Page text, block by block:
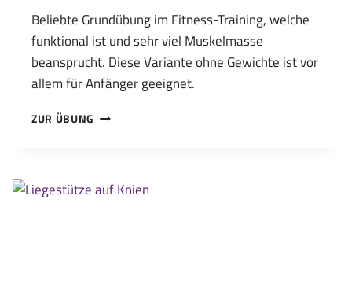
Beliebte Grundübung im Fitness-Training, welche
funktional ist und sehr viel Muskelmasse
beansprucht. Diese Variante ohne Gewichte ist vor
allem für Anfänger geeignet.
ZUR ÜBUNG KREUZHEBEN